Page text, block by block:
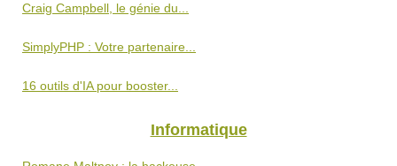
Craig Campbell, le génie du...
SimplyPHP : Votre partenaire...
16 outils d'IA pour booster...
Informatique